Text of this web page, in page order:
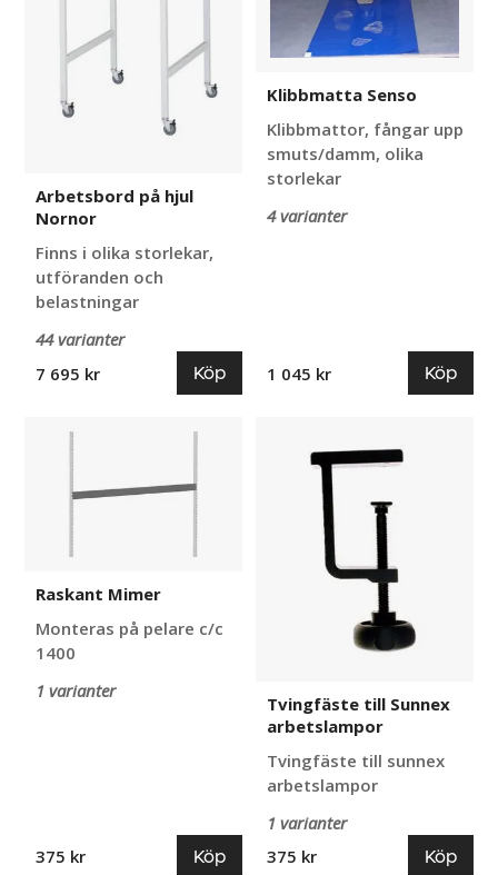
Arbetsbord på hjul
Nornor
Finns i olika storlekar,
utföranden och
belastningar
44 varianter
7 695 kr
Köp
Klibbmatta Senso
Klibbmattor, fångar upp
smuts/damm, olika
storlekar
4 varianter
1 045 kr Köp
Raskant
Raskant Mimer
Monteras på pelare c/c
1400
1 varianter
375 kr Köp
arbetslampor
Tvingfäste till Sunnex
arbetslampor
Tvingfäste till sunnex
arbetslampor
1 varianter
375 kr
Köp